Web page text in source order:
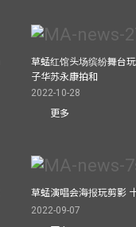
草蜢红馆头场缤纷舞台
子华苏永康拍和
2022-10-28
更多
草蜢演唱会海报玩剪影
2022-09-07